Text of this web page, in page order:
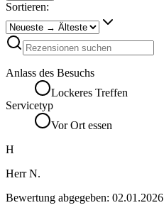
Sortieren:
Anlass des Besuchs
Lockeres Treffen
Servicetyp
Vor Ort essen
H
Herr N.
Bewertung abgegeben: 02.01.2026